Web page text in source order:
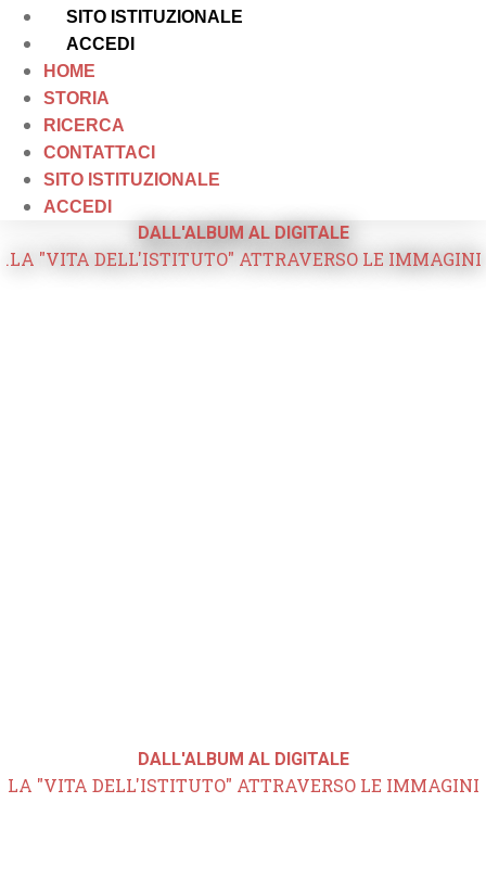
SITO ISTITUZIONALE
ACCEDI
HOME
STORIA
RICERCA
CONTATTACI
SITO ISTITUZIONALE
ACCEDI
DALL'ALBUM AL DIGITALE
.LA "VITA DELL'ISTITUTO" ATTRAVERSO LE IMMAGINI
DALL'ALBUM AL DIGITALE
LA "VITA DELL'ISTITUTO" ATTRAVERSO LE IMMAGINI